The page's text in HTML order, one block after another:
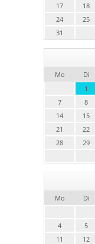
17
18
24
25
31
Mo Di
1
7
8
14
15
21
22
28
29
Mo Di
4
5
11
12